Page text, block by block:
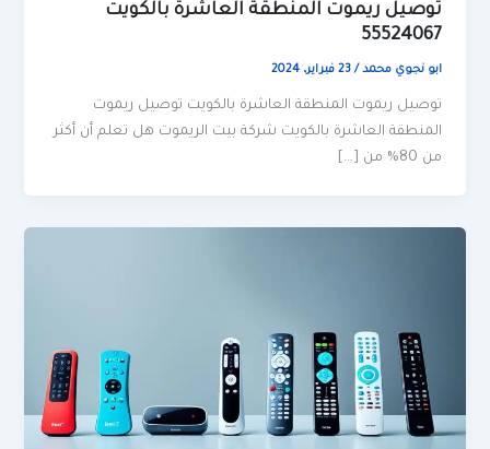
توصيل ريموت المنطقة العاشرة بالكويت
55524067
ابو نجوي محمد/23 فبراير، 2024
توصيل ريموت المنطقة العاشرة بالكويت توصيل ريموت
المنطقة العاشرة بالكويت شركة بيت الريموت هل تعلم أن أكثر
من 80% من […]